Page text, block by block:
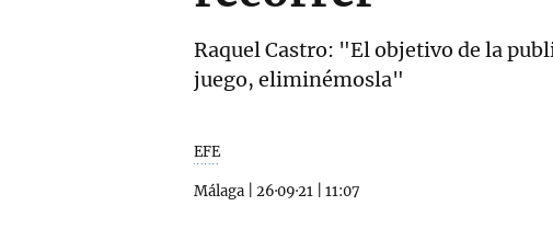
Raquel Castro: "El objetivo de la
juego, eliminémosla"
EFE
Málaga 26·09·21 11:07